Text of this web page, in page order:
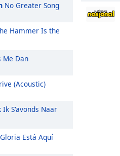
No Greater Song
Hammer Is the
Me Dan
(Acoustic)
S'avonds Naar
Está Aquí